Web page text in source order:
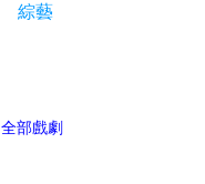
綜藝
全部戲劇